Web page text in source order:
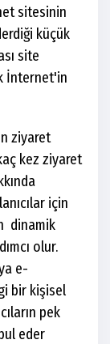
sitesinin
küçük
site
İnternet'in
ziyaret
kez ziyaret
için
dinamik
olur.
e-
bir kişisel
pek
eder